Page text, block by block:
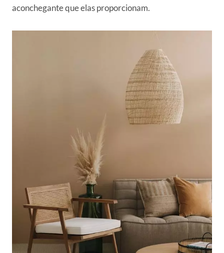
aconchegante que elas proporcionam.